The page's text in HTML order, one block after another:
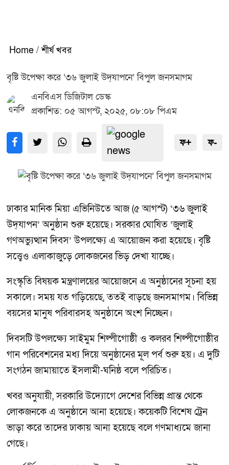
Home / শীর্ষ খবর
বৃষ্টি উপেক্ষা করে ‘৩৬ জুলাই উদ্‌যাপনে’ বিপুল জনসমাগম
এনবিএস ডিজিটাল ডেস্ক
প্রকাশিত: ০৫ আগস্ট, ২০২৫, ০৮:০৮ পিএম
ফ+ ফ-
ঢাকার মানিক মিয়া এভিনিউতে আজ (৫ আগস্ট) ‘৩৬ জুলাই
উদ্‌যাপন’ অনুষ্ঠান শুরু হয়েছে। সরকার ঘোষিত ‘জুলাই
গণঅভ্যুত্থান দিবস’ উপলক্ষ্যে এ আয়োজন করা হয়েছে। বৃষ্টি
সত্ত্বেও এলাকাজুড়ে লোকজনের ভিড় দেখা যাচ্ছে।
সংস্কৃতি বিষয়ক মন্ত্রণালয়ের আয়োজনে এ অনুষ্ঠানের সূচনা হয়
সকালে। সময় যত গড়িয়েছে, ততই বাড়ছে জনসমাগম। বিভিন্ন
বয়সের মানুষ পরিবারসহ অনুষ্ঠানে অংশ নিচ্ছেন।
দিবসটি উপলক্ষ্যে সাইমুম শিল্পীগোষ্ঠী ও কলরব শিল্পীগোষ্ঠীর
গান পরিবেশনের মধ্য দিয়ে অনুষ্ঠানের মূল পর্ব শুরু হয়। এ দুটি
সংগঠন জামায়াতে ইসলামী-ঘনিষ্ঠ বলে পরিচিত।
খবর অনুযায়ী, সরকারি উদ্যোগে দেশের বিভিন্ন প্রান্ত থেকে
লোকজনকে এ অনুষ্ঠানে আনা হয়েছে। কয়েকটি বিশেষ ট্রেন
ভাড়া করে তাদের ঢাকায় আনা হয়েছে বলে গণমাধ্যমে জানা
গেছে।